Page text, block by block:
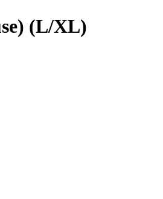
(L/XL)